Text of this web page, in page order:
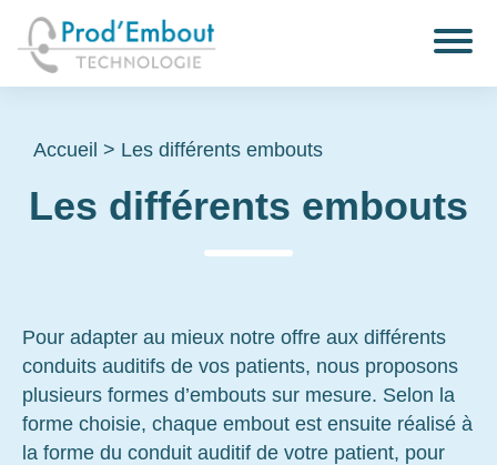
Accueil > Les différents embouts
Les différents embouts
Pour adapter au mieux notre offre aux différents
conduits auditifs de vos patients, nous proposons
plusieurs formes d’embouts sur mesure. Selon la
forme choisie, chaque embout est ensuite réalisé à
la forme du conduit auditif de votre patient, pour